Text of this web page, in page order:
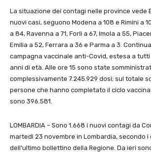
La situazione dei contagi nelle province vede
nuovi casi, seguono Modena a 108 e Rimini a
a 84, Ravenna a 71, Forlì a 67, Imola a 55,
Emilia a 52, Ferrara a 36 e Parma a 3.
campagna vaccinale anti-Covid, estesa a tutti
anni di età. Alle ore 15 sono state
complessivamente 7.245.929 dosi; sul totale
persone che hanno completato il ciclo
sono 396.581.
LOMBARDIA – Sono 1.668 i nuovi contagi da
martedì 23 novembre in Lombardia, secondo i
dell’ultimo bollettino della Regione. Da ieri